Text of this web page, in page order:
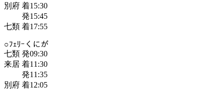
別府 着15:30
発15:45
七類 着17:55
○ﾌｪﾘｰくにが
七類 発09:30
来居 着11:30
発11:35
別府 着12:05